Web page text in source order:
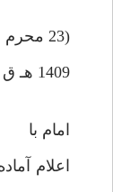
(23 محرم
1409 هـ ق برابر با 14/6/1367)
امام با
اعلام